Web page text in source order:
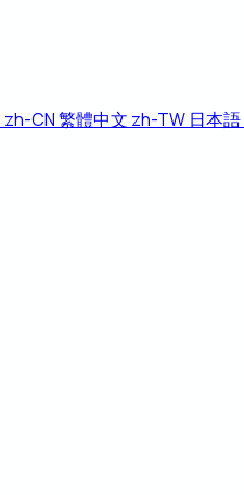
zh-CN繁體中文 zh-TW 日本語